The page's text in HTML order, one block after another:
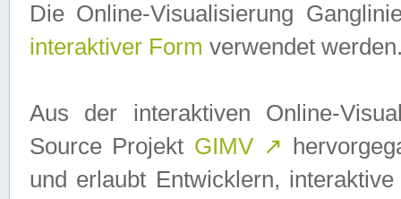
Die Online-Visualisierung
interaktiver Form verwendet
Aus der interaktiven Online-
Source Projekt GIMV ↗
und erlaubt Entwicklern,